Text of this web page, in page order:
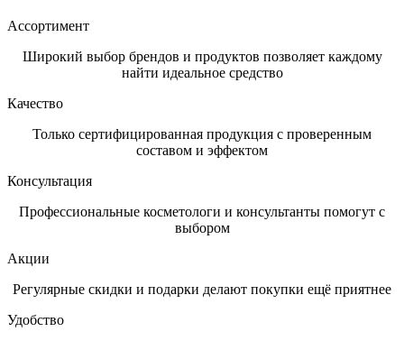
Ассортимент
Широкий выбор брендов и продуктов позволяет каждому
найти идеальное средство
Качество
Только сертифицированная продукция с проверенным
составом и эффектом
Консультация
Профессиональные косметологи и консультанты помогут с
выбором
Акции
Регулярные скидки и подарки делают покупки ещё приятнее
Удобство